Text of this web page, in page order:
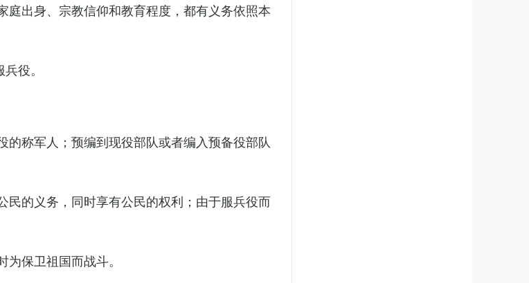
出身、宗教信仰和教育程度，都有义务依照本
役。
称军人；预编到现役部队或者编入预备役部队
的义务，同时享有公民的权利；由于服兵役而
保卫祖国而战斗。